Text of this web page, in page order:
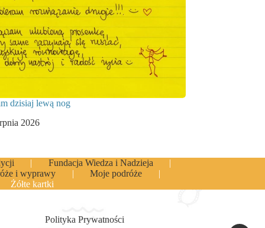
dzisiaj lewą nog
2026
Fundacja Wiedza i Nadzieja
i wyprawy
Moje podróże
Żółte kartki
Polityka Prywatności